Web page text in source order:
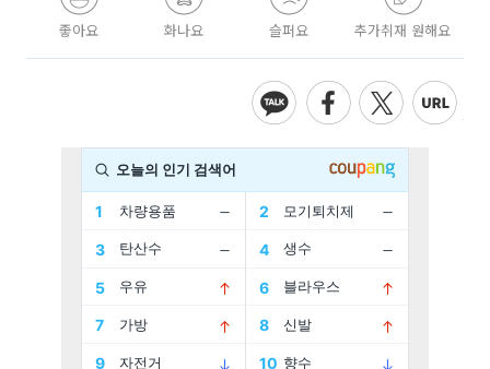
좋아요 화나요 슬퍼요 추가취재 원해요